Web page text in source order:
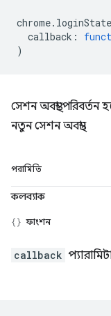
chrome. loginState
callback :
)
সেশন অবস্থা পরিবর্তন
নতুন সেশন অবস্থা।
পরামিতি
কলব্যাক
ফাংশন
callback